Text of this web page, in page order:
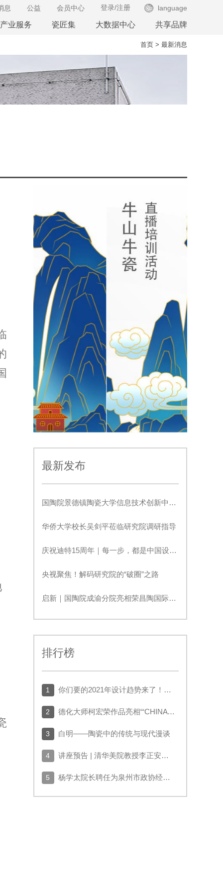
息 公益 会员中心 登录/注册 language
产业服务 瓷匠集 大数据中心 共享品牌
首页 > 最新消息
最新发布
国陶院景德镇陶瓷大学信息技术创新中心正式签约！
华侨大学校长吴剑平莅临研究院调研指导
庆祝迪特15周年｜每一步，都是中国设计新高度
央视聚焦！解码研究院的“破圈”之路
启新｜国陶院成渝分院亮相荣昌陶国际生活美学展
排行榜
1 你们要的2021年设计趋势来了！（1）
2 德化大师柯宏荣作品亮相“‘CHINA 高度’中国陶瓷名窑大师作品展”
3 白明——陶瓷中的传统与现代漫谈
4 讲座预告 | 清华美院教授李正安：中外古陶塑赏析
5 杨学太院长聘任为泉州市政协经济高质量发展智库首批专家